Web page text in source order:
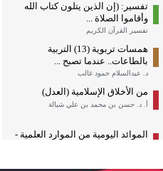
تفسير: (إن الذين يتلون كتاب الله
وأقاموا الصلاة ...
تفسير القرآن الكريم
همسات تربوية (13) التربية
بالطاعات.. عندما تصبح ...
د. عبدالسلام حمود غالب
من الأخلاق الإسلامية (العدل)
أ. د. حسن بن محمد بن علي شبالة
الموائد اليومية من الموارد العلمية -